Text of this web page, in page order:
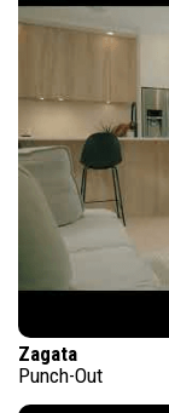
Zagata
Punch-Out